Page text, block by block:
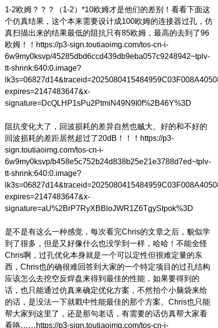
1-2欧姆？？？（1-2）*10欧姆才是他们的差别！看看下面这
个仿真结果，这个本来需要设计成100欧姆的连接器过孔，仿
真扫描出来的结果最低的阻抗只有85欧姆，最高的去到了96
欧姆！！https://p3-sign.toutiaoimg.com/tos-cn-i-
6w9my0ksvp/45285dbd6ccd439db9eba057c9248942~tplv-
tt-shrink:640:0.image?
expires=2147483647&x-
signature=DcQLHP1sPu2PtmiN49N9I0f%2B46Y%3D
阻抗变化大了，回波损耗的差异自然也贼大。好的和不好的
回波损耗的差距居然超过了20dB！！！https://p3-
sign.toutiaoimg.com/tos-cn-i-
6w9my0ksvp/b458e5c752b24d838b25e21e3788d7ed~tplv-
tt-shrink:640:0.image?
expires=2147483647&x-
signature=aU%2BrP7RyXBBloJWR1Z6TgySIpok%3D
是不是有这么一种感觉，每次看完Chris的文章之后，貌似学
到了很多，但是又好像什么也没学到一样，哈哈！不能全怪
Chris啊，过孔优化本身就是一个可以定性但很难定量的东
西，Chris也的确很难回答到大家的一个特定项目的过孔结构
应该怎么去挖空反焊盘来得到最佳的性能，如果要得到的
话，也只能通过仿真来确定优化方案，不然拍个小脑袋来给
的话，是没法一下就戳中性能最佳的那个方案。Chris也只能
帮大家到这里了，还是那句老话，有需要的话仿真帮大家看
看咯……https://p3-sign.toutiaoimg.com/tos-cn-i-